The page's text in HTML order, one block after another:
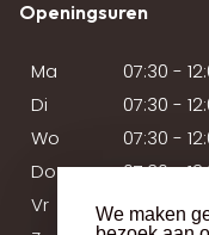
We maken
Openingsuren
Ma
07:30 -
Di
07:30 -
Wo
07:30 -
Do
07:30 -
Vr
07:30 -